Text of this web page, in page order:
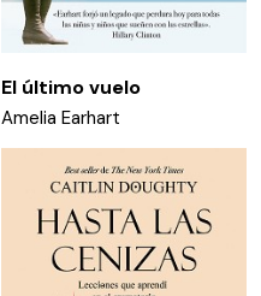
El último vuelo
Amelia Earhart